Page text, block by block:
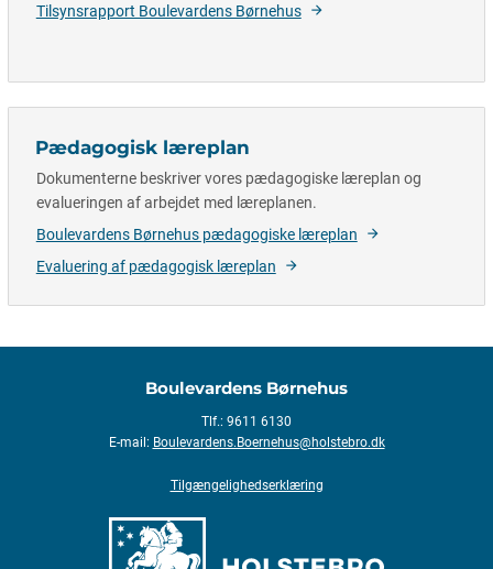
Tilsynsrapport Boulevardens Børnehus
Pædagogisk læreplan
Dokumenterne beskriver vores pædagogiske læreplan og
evalueringen af arbejdet med læreplanen.
Boulevardens Børnehus pædagogiske læreplan
Evaluering af pædagogisk læreplan
Boulevardens Børnehus
Tlf.: 9611 6130
E-mail: Boulevardens.Boernehus@holstebro.dk
Tilgængelighedserklæring